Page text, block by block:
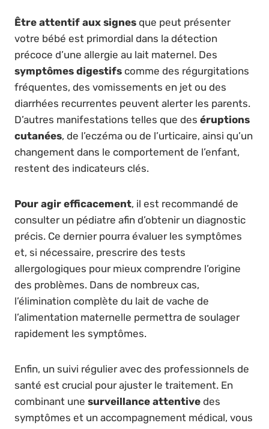
Être attentif aux signes que peut présenter
votre bébé est primordial dans la détection
précoce d’une allergie au lait maternel. Des
symptômes digestifs comme des régurgitations
fréquentes, des vomissements en jet ou des
diarrhées recurrentes peuvent alerter les parents.
D’autres manifestations telles que des éruptions
cutanées, de l’eczéma ou de l’urticaire, ainsi qu’un
changement dans le comportement de l’enfant,
restent des indicateurs clés.
Pour agir efficacement, il est recommandé de
consulter un pédiatre afin d’obtenir un diagnostic
précis. Ce dernier pourra évaluer les symptômes
et, si nécessaire, prescrire des tests
allergologiques pour mieux comprendre l’origine
des problèmes. Dans de nombreux cas,
l’élimination complète du lait de vache de
l’alimentation maternelle permettra de soulager
rapidement les symptômes.
Enfin, un suivi régulier avec des professionnels de
santé est crucial pour ajuster le traitement. En
combinant une surveillance attentive des
symptômes et un accompagnement médical, vous